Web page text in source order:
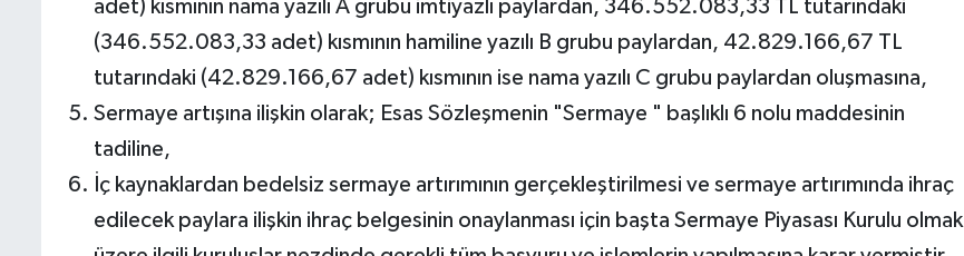
adet) kısmının nama yazılı A grubu imtiyazlı paylardan, 346.552.083,33 TL tutarındaki
(346.552.083,33 adet) kısmının hamiline yazılı B grubu paylardan, 42.829.166,67 TL
tutarındaki (42.829.166,67 adet) kısmının ise nama yazılı C grubu paylardan oluşmasına,
Sermaye artışına ilişkin olarak; Esas Sözleşmenin "Sermaye " başlıklı 6 nolu maddesinin
tadiline,
İç kaynaklardan bedelsiz sermaye artırımının gerçekleştirilmesi ve sermaye artırımında ihraç
edilecek paylara ilişkin ihraç belgesinin onaylanması için başta Sermaye Piyasası Kurulu olmak